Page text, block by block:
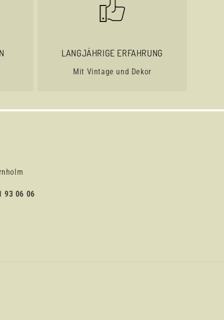
LANGJÄHRIGE ERFAHRUNG
Mit Vintage und Dekor
93 06 06